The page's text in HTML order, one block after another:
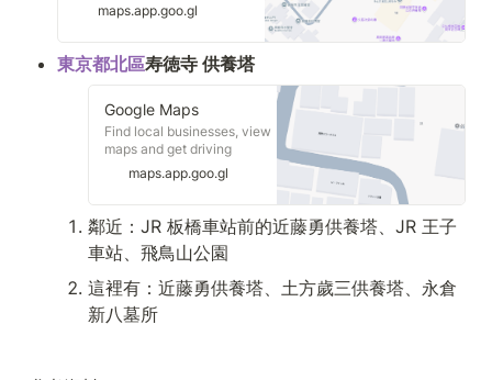
maps.app.goo.gl
東京都北區寿徳寺 供養塔
Google Maps
Find local businesses, view
maps and get driving
directions in Google Maps.
maps.app.goo.gl
鄰近：JR 板橋車站前的近藤勇供養塔、JR 王子
車站、飛鳥山公園
這裡有：近藤勇供養塔、土方歲三供養塔、永倉
新八墓所